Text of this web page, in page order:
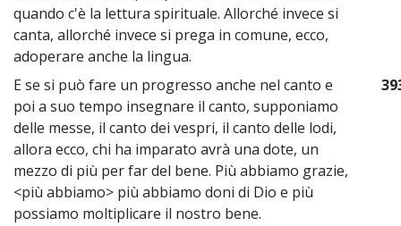
quando c'è la lettura spirituale. Allorché invece si
canta, allorché invece si prega in comune, ecco,
adoperare anche la lingua.
E se si può fare un progresso anche nel canto e
poi a suo tempo insegnare il canto, supponiamo
delle messe, il canto dei vespri, il canto delle lodi,
allora ecco, chi ha imparato avrà una dote, un
mezzo di più per far del bene. Più abbiamo grazie,
<più abbiamo> più abbiamo doni di Dio e più
possiamo moltiplicare il nostro bene.